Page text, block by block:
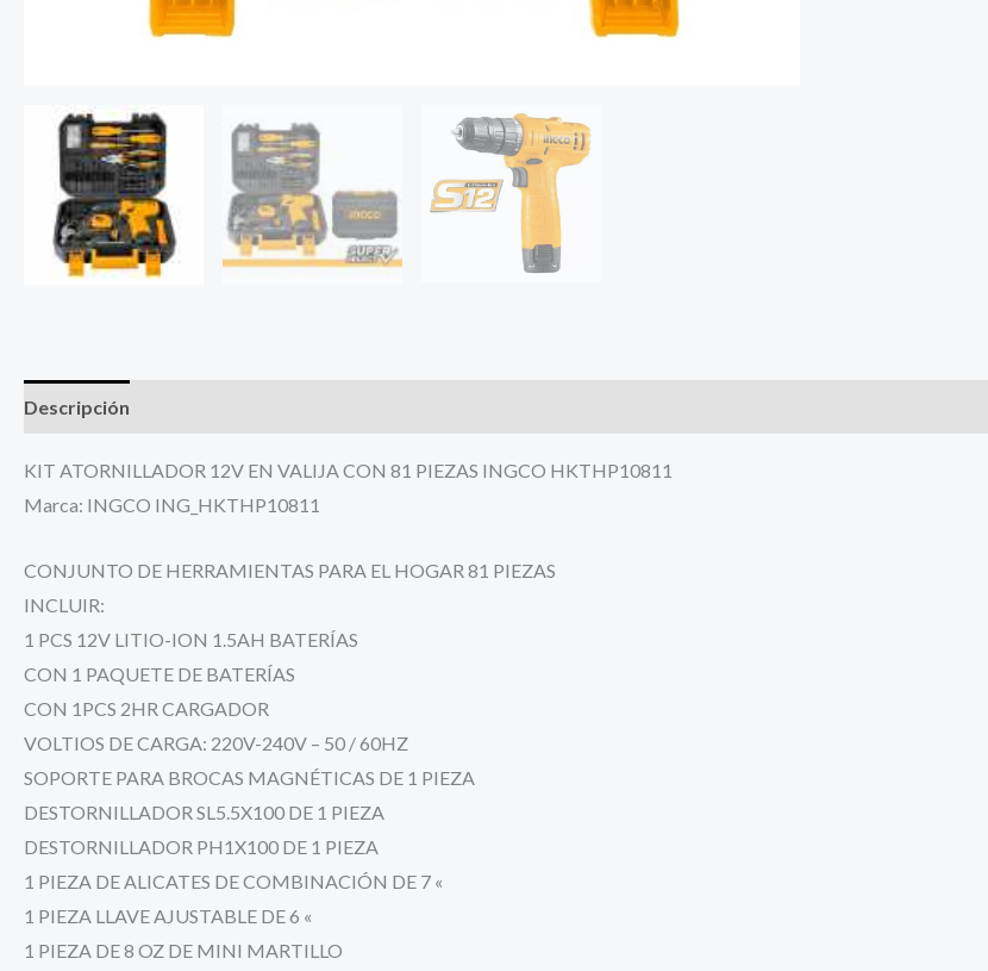
Descripción
KIT ATORNILLADOR 12V EN VALIJA CON 81 PIEZAS INGCO HKTHP10811
Marca: INGCO ING_HKTHP10811
CONJUNTO DE HERRAMIENTAS PARA EL HOGAR 81 PIEZAS
INCLUIR:
1 PCS 12V LITIO-ION 1.5AH BATERÍAS
CON 1 PAQUETE DE BATERÍAS
CON 1PCS 2HR CARGADOR
VOLTIOS DE CARGA: 220V-240V – 50 / 60HZ
SOPORTE PARA BROCAS MAGNÉTICAS DE 1 PIEZA
DESTORNILLADOR SL5.5X100 DE 1 PIEZA
DESTORNILLADOR PH1X100 DE 1 PIEZA
1 PIEZA DE ALICATES DE COMBINACIÓN DE 7 «
1 PIEZA LLAVE AJUSTABLE DE 6 «
1 PIEZA DE 8 OZ DE MINI MARTILLO